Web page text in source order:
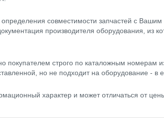
совместимости запчастей с
производителя оборудования, из
покупателем строго по каталожным номерам
но не подходит на оборудование - в
характер и может отличаться от